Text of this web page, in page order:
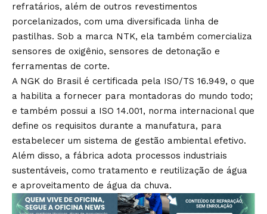
refratários, além de outros revestimentos
porcelanizados, com uma diversificada linha de
pastilhas. Sob a marca NTK, ela também comercializa
sensores de oxigênio, sensores de detonação e
ferramentas de corte.
A NGK do Brasil é certificada pela ISO/TS 16.949, o que
a habilita a fornecer para montadoras do mundo todo;
e também possui a ISO 14.001, norma internacional que
define os requisitos durante a manufatura, para
estabelecer um sistema de gestão ambiental efetivo.
Além disso, a fábrica adota processos industriais
sustentáveis, como tratamento e reutilização de água
e aproveitamento de água da chuva.